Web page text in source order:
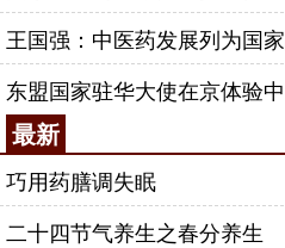
王国强：中医药发展列为国
东盟国家驻华大使在京体验
最新
巧用药膳调失眠
二十四节气养生之春分养生